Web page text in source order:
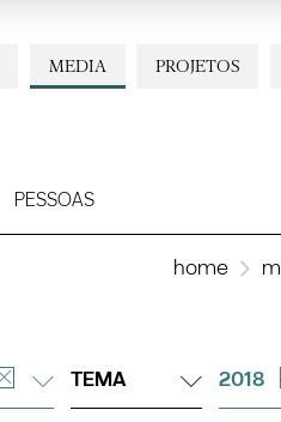
PROJETOS
MEDIA
PESSOAS
home
TEMA 2018